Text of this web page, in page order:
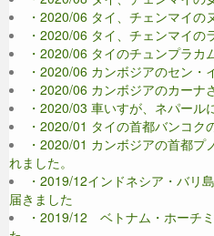
・2020/06 タイ、チェンマイの
・2020/06 タイ、チェンマイの
・2020/06 タイのチュンプラカ
・2020/06 カンボジアのセン・
・2020/06 カンボジアのカーナ
・2020/03 車いすが、ネパール
・2020/01 タイの首都バンコク
・2020/01 カンボジアの首都
れました。
・2019/12インドネシア・バリ
届きました
・2019/12 ベトナム・ホーチ